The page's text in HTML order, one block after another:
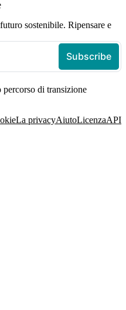
sostenibile. Ripensare e
di transizione
La privacyAiutoLicenzaAPI